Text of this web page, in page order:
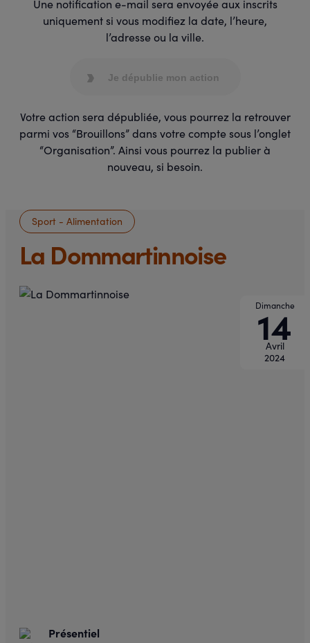
Une notification e-mail sera envoyée aux inscrits
uniquement si vous modifiez la date, l’heure,
l’adresse ou la ville.
Je dépublie mon action
Votre action sera dépubliée, vous pourrez la retrouver
parmi vos “Brouillons” dans votre compte sous l’onglet
“Organisation”. Ainsi vous pourrez la publier à
nouveau, si besoin.
Sport - Alimentation
La Dommartinnoise
Présentiel
Dimanche
14
Avril
2024